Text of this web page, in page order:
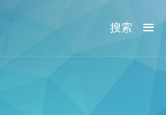
≡
搜索